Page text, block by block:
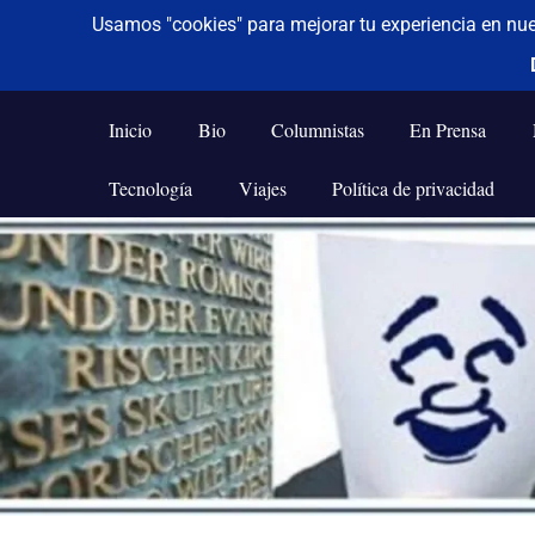
Saltar
al
contenido
De todo un poco
Frases,
Humor,
Tecnología
y
Viajes
Inicio Bio Columnistas En Prensa
Tecnología Viajes Política de privacidad